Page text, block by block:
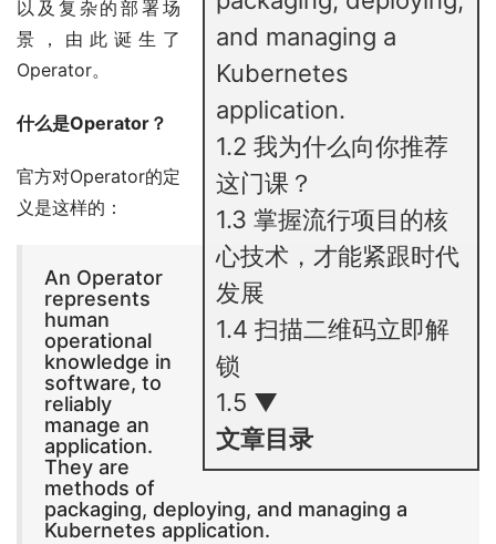
and managing a
Kubernetes
application.
1.2 我为什么向你推荐
这门课？
1.3 掌握流行项目的核
心技术，才能紧跟时代
发展
1.4 扫描二维码立即解
锁
1.5 ▼
文章目录
以及复杂的部署场
景，由此诞生了
Operator。
什么是Operator？
官方对Operator的定
义是这样的：
An Operator
represents
human
operational
knowledge in
software, to
reliably
manage an
application.
They are
methods of
packaging, deploying, and managing a
Kubernetes application.